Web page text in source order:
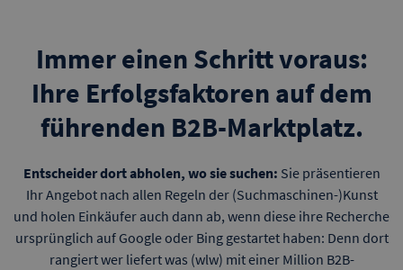
Immer einen Schritt voraus:
Ihre Erfolgsfaktoren auf dem
führenden B2B-Marktplatz.
Entscheider dort abholen, wo sie suchen: Sie präsentieren
Ihr Angebot nach allen Regeln der (Suchmaschinen-)Kunst
und holen Einkäufer auch dann ab, wenn diese ihre Recherche
ursprünglich auf Google oder Bing gestartet haben: Denn dort
rangiert wer liefert was (wlw) mit einer Million B2B-